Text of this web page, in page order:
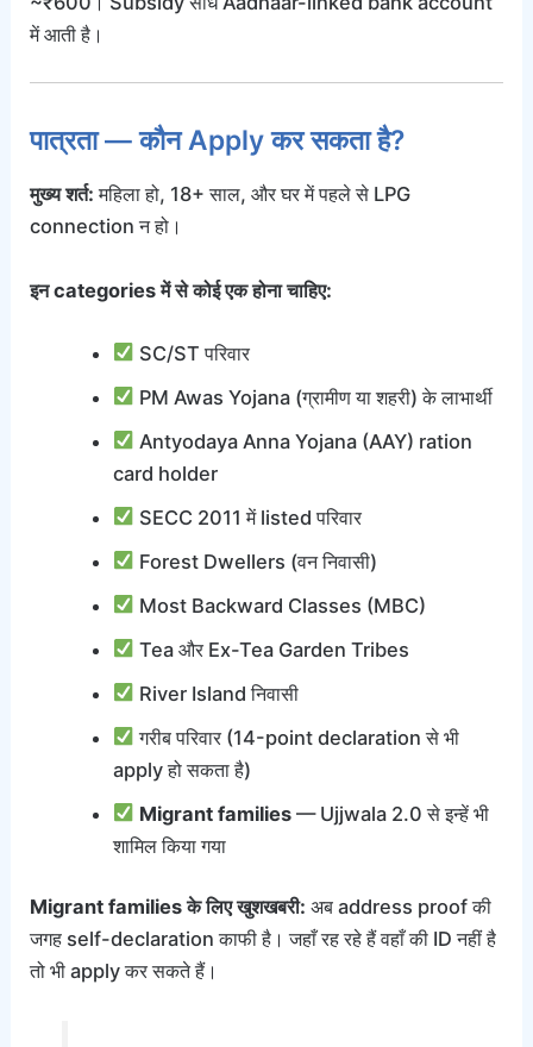
में आती है।
पात्रता — कौन Apply कर सकता है?
मुख्य शर्त: महिला हो, 18+ साल, और घर में पहले से LPG
connection न हो।
इन categories में से कोई एक होना चाहिए:
SC/ST परिवार
PM Awas Yojana (ग्रामीण या शहरी) के लाभार्थी
Antyodaya Anna Yojana (AAY) ration
card holder
SECC 2011 में listed परिवार
Forest Dwellers (वन निवासी)
Most Backward Classes (MBC)
Tea और Ex-Tea Garden Tribes
River Island निवासी
गरीब परिवार (14-point declaration से भी
apply हो सकता है)
Migrant families — Ujjwala 2.0 से इन्हें भी
शामिल किया गया
Migrant families के लिए खुशखबरी: अब address proof की
जगह self-declaration काफी है। जहाँ रह रहे हैं वहाँ की ID नहीं है
तो भी apply कर सकते हैं।